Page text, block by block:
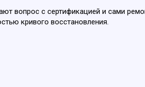
вопрос с сертификацией и сами
кривого восстановления.